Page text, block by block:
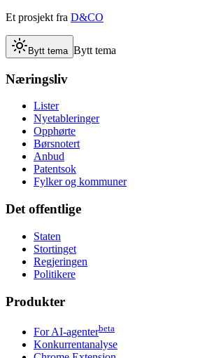
Et prosjekt fra D&CO
Bytt tema Bytt tema
Næringsliv
Lister
Nyetableringer
Opphørte
Børsnotert
Anbud
Patentsok
Fylker og kommuner
Det offentlige
Staten
Stortinget
Regjeringen
Politikere
Produkter
For AI-agenterbeta
Konkurrentanalyse